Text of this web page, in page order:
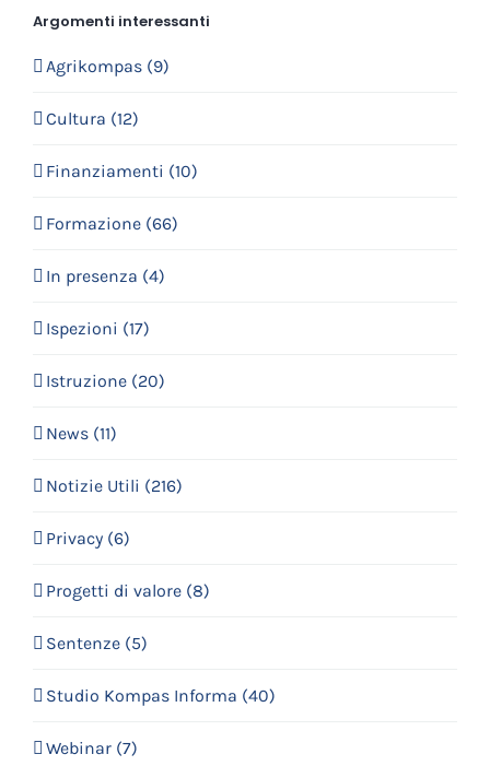
Argomenti interessanti
Agrikompas (9)
Cultura (12)
Finanziamenti (10)
Formazione (66)
In presenza (4)
Ispezioni (17)
Istruzione (20)
News (11)
Notizie Utili (216)
Privacy (6)
Progetti di valore (8)
Sentenze (5)
Studio Kompas Informa (40)
Webinar (7)